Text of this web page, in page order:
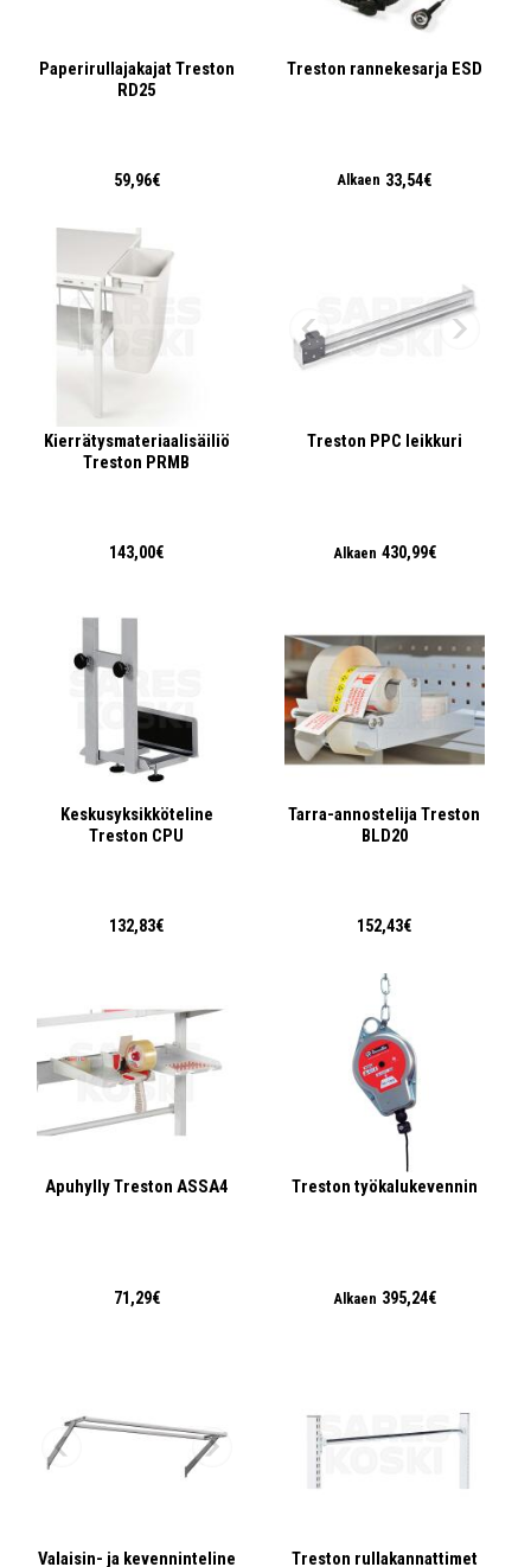
Paperirullajakajat Treston
RD25
59,96€
Treston rannekesarja ESD
Alkaen 33,54€
Kierrätysmateriaalisäiliö
Treston PRMB
143,00€
Treston PPC leikkuri
Alkaen 430,99€
Keskusyksikköteline
Treston CPU
132,83€
Tarra-annostelija Treston
BLD20
152,43€
Apuhylly Treston ASSA4
71,29€
Treston työkalukevennin
Alkaen 395,24€
Valaisin- ja kevenninteline Treston rullakannattimet